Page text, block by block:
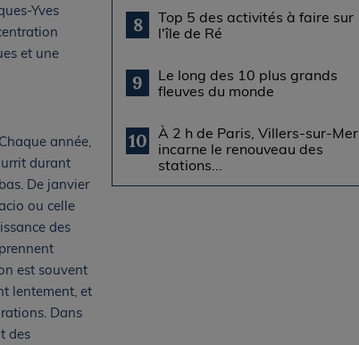
Yves
et une
année,
durant
De janvier
ou celle
des
est souvent
lentement, et
Dans
des
8
Top 5 des activités à faire sur
l'île de Ré
9
Le long des 10 plus grands
fleuves du monde
10
À 2 h de Paris, Villers-sur-Mer
incarne le renouveau des
stations...